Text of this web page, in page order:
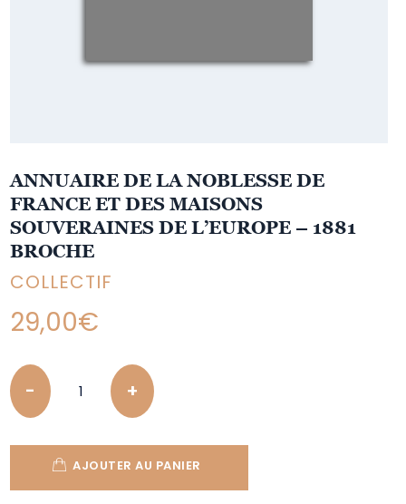
ANNUAIRE DE LA NOBLESSE DE
FRANCE ET DES MAISONS
SOUVERAINES DE L’EUROPE – 1881
BROCHE
COLLECTIF
29,00€
Quantity
AJOUTER AU PANIER